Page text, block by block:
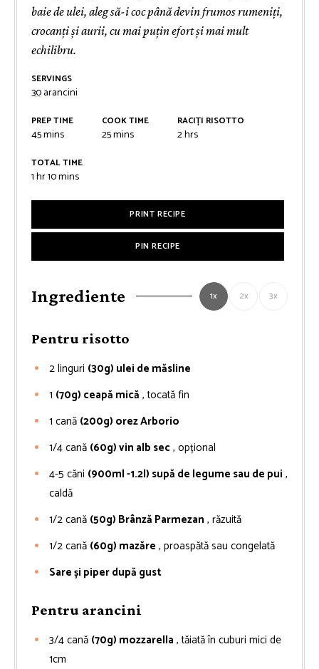
baie de ulei, aleg să-i coc până devin frumos rumeniți,
crocanți și aurii, cu mai puțin efort și mai mult
echilibru.
SERVINGS
30arancini
PREP TIME
45minutes
mins
COOK TIME
25minutes
mins
RACIȚI RISOTTO
2hours
hrs
TOTAL TIME
1hour
hr10minutes
mins
PRINT RECIPE
PIN RECIPE
Ingrediente 1x 2x 3x
Pentru risotto
2linguri (30g) ulei de măsline
1 (70g) ceapă mică , tocată fin
1 cană (200g) orez Arborio
1/4cană (60g) vin alb sec, opțional
4-5 căni (900ml -1.2l) supă de legume sau de pui ,
caldă
1/2cană (50g) Brânză Parmezan , răzuită
1/2cană (60g) mazăre , proaspătă sau congelată
Sare și piper după gust
Pentru arancini
3/4cană (70g) mozzarella , tăiată în cuburi mici de
1cm